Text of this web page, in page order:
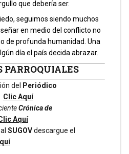
que debería ser.
seguimos siendo muchos
en medio del conflicto no
de profunda humanidad. Una
día el país decida abrazar.
PARROQUIALES
del
Periódico
Clic Aquí
Crónica de
Aquí
SUGOVdescargue el